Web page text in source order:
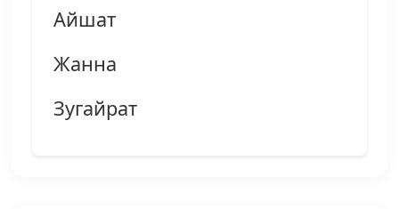
Айшат
Жанна
Зугайрат